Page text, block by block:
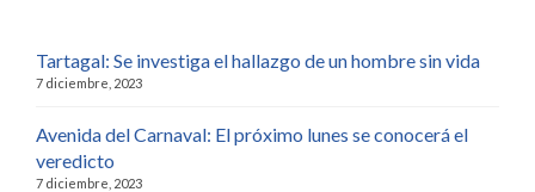
Tartagal: Se investiga el hallazgo de un hombre sin vida
7 diciembre, 2023
Avenida del Carnaval: El próximo lunes se conocerá el
veredicto
7 diciembre, 2023